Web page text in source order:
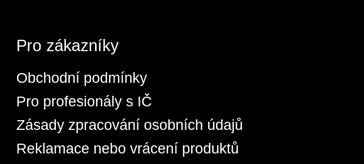
Pro zákazníky
Obchodní podmínky
Pro profesionály s IČ
Zásady zpracování osobních údajů
Reklamace nebo vrácení produktů